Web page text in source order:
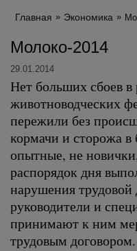
Главная Экономика
Молоко-2014
29.01.2014
Нет больших сбоев в
животноводческих
пережили без
кормачи и сторожа
опытные, не
распорядок дня
нарушения
руководители и
принимают к ним
трудовым договором.